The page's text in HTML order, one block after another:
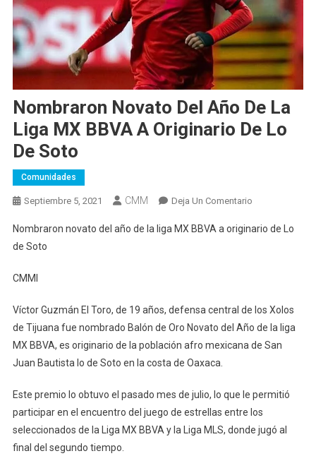
Nombraron Novato Del Año De La
Liga MX BBVA A Originario De Lo
De Soto
Comunidades
Septiembre 5, 2021 CMM Deja Un ComentarioEn
Novato
Liga
MX
BBVA
De
Lo
De
Nombraron novato del año de la liga MX BBVA a originario de Lo
de Soto
CMMI
Víctor Guzmán El Toro, de 19 años, defensa central de los Xolos
de Tijuana fue nombrado Balón de Oro Novato del Año de la liga
MX BBVA, es originario de la población afro mexicana de San
Juan Bautista lo de Soto en la costa de Oaxaca.
Este premio lo obtuvo el pasado mes de julio, lo que le permitió
participar en el encuentro del juego de estrellas entre los
seleccionados de la Liga MX BBVA y la Liga MLS, donde jugó al
final del segundo tiempo.